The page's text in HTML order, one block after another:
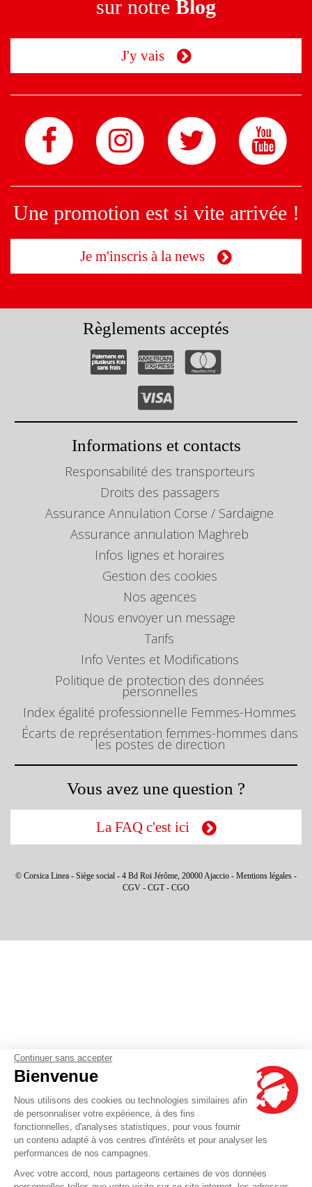
Continuer sans accepter
Bienvenue
Nous utilisons des cookies ou technologies similaires afin
de personnaliser votre expérience, à des fins
fonctionnelles, d'analyses statistiques, pour vous fournir
un contenu adapté à vos centres d'intérêts et pour analyser les
performances de nos campagnes.
Avec votre accord, nous partageons certaines de vos données
sur notre Blog
J'y vais
Une promotion est si vite arrivée !
Je m'inscris à la news
Règlements acceptés
Informations et contacts
Responsabilité des transporteurs
Droits des passagers
Assurance Annulation Corse / Sardaigne
Assurance annulation Maghreb
Infos lignes et horaires
Gestion des cookies
Nos agences
Nous envoyer un message
Tarifs
Info Ventes et Modifications
Politique de protection des données
personnelles
Index égalité professionnelle Femmes-Hommes
Écarts de représentation femmes-hommes dans
les postes de direction
Vous avez une question ?
La FAQ c'est ici
© Corsica Linea - Siège social - 4 Bd Roi Jérôme, 20000 Ajaccio - Mentions légales -
CGV - CGT- CGO